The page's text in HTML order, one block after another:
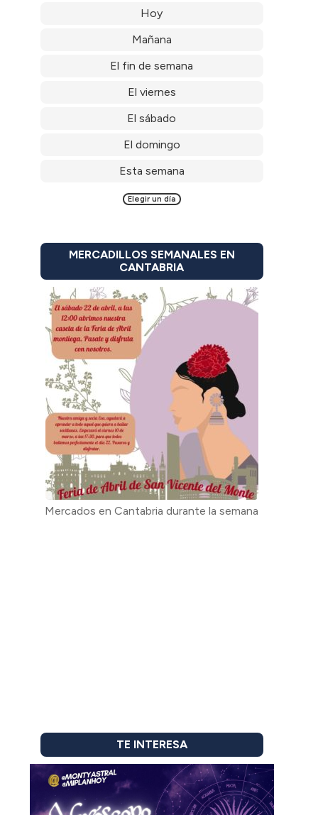
Hoy
Mañana
El fin de semana
El viernes
El sábado
El domingo
Esta semana
Elegir un día
MERCADILLOS SEMANALES EN
CANTABRIA
Mercados en Cantabria durante la semana
TE INTERESA